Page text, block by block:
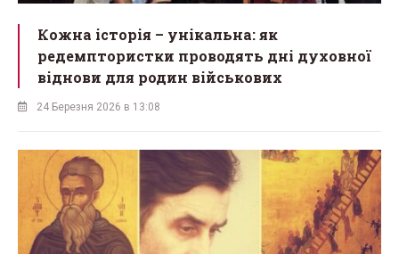
Кожна історія – унікальна: як
редемптористки проводять дні духовної
віднови для родин військових
24 Березня 2026 в 13:08